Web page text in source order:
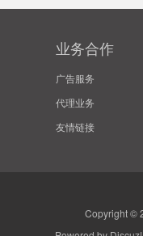
业务合作
广告服务
代理业务
友情链接
Copyright ©